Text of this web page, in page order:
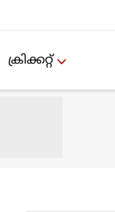
ക്രിക്കറ്റ്‌